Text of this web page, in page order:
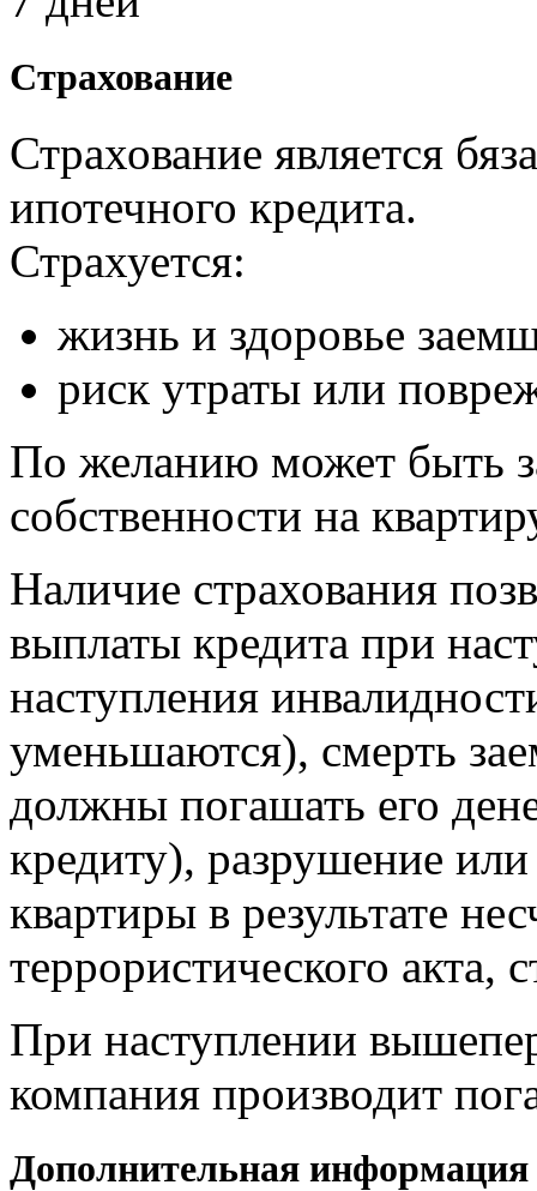
Страхование
Страхование является
ипотечного кредита.
Страхуется:
жизнь и здоровье
риск утраты или
По желанию может быть
собственности на
Наличие страхования
выплаты кредита при
наступления
уменьшаются), смерть
должны погашать его
кредиту), разрушение
квартиры в результате
террористического акта,
При наступлении
компания производит
Дополнительная информация